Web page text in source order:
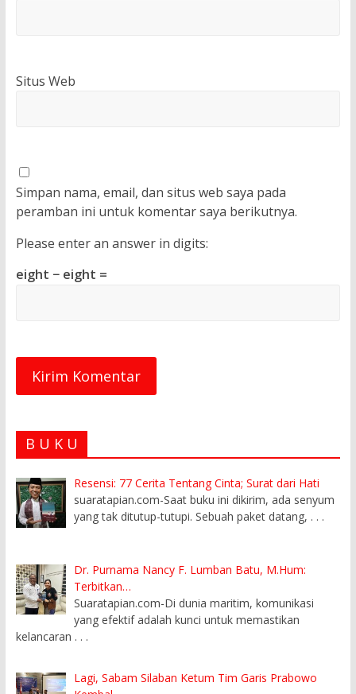
Situs Web
Simpan nama, email, dan situs web saya pada
peramban ini untuk komentar saya berikutnya.
Please enter an answer in digits:
eight − eight =
B U K U
Resensi: 77 Cerita Tentang Cinta; Surat dari Hati
suaratapian.com-Saat buku ini dikirim, ada senyum
yang tak ditutup-tutupi. Sebuah paket datang, . . .
Dr. Purnama Nancy F. Lumban Batu, M.Hum:
Terbitkan…
Suaratapian.com-Di dunia maritim, komunikasi
yang efektif adalah kunci untuk memastikan
kelancaran . . .
Lagi, Sabam Silaban Ketum Tim Garis Prabowo